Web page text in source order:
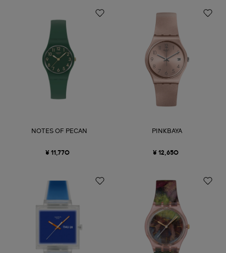
NOTES OF PECAN
¥ 11,770
PINKBAYA
¥ 12,650